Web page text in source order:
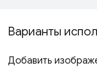
Варианты
Добавить